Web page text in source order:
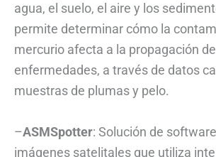
agua, el suelo, el aire y los
permite determinar cómo la
mercurio afecta a la propagación de
enfermedades, a través de datos
muestras de plumas y pelo.
–ASMSpotter: Solución de
imágenes satelitales que utiliza